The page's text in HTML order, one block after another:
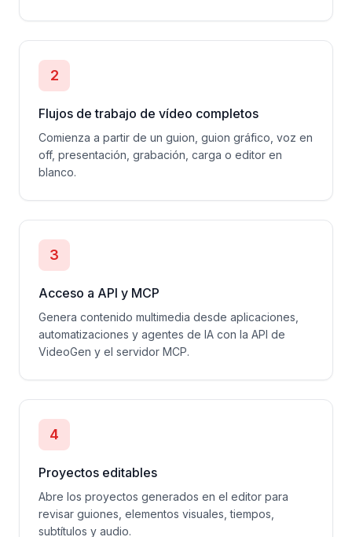
2
Flujos de trabajo de vídeo completos
Comienza a partir de un guion, guion gráfico, voz en
off, presentación, grabación, carga o editor en
blanco.
3
Acceso a API y MCP
Genera contenido multimedia desde aplicaciones,
automatizaciones y agentes de IA con la API de
VideoGen y el servidor MCP.
4
Proyectos editables
Abre los proyectos generados en el editor para
revisar guiones, elementos visuales, tiempos,
subtítulos y audio.